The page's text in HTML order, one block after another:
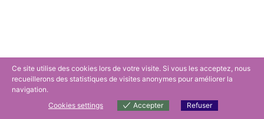
Ce site utilise des cookies lors de votre visite. Si vous les acceptez, nous
recueillerons des statistiques de visites anonymes pour améliorer la
navigation.
Cookies settings
Accepter Refuser